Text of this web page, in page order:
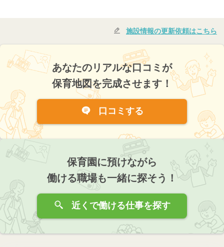
施設情報の更新依頼はこちら
あなたのリアルな口コミが
保育地図を完成させます！
口コミする
保育園に預けながら
働ける職場も一緒に探そう！
近くで働ける仕事を探す